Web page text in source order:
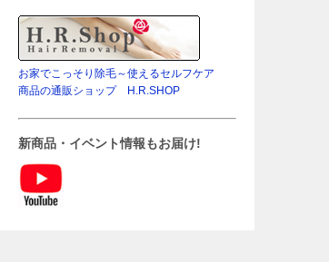
お家でこっそり除毛～使えるセルフケア
商品の通販ショップ H.R.SHOP
新商品・イベント情報もお届け!